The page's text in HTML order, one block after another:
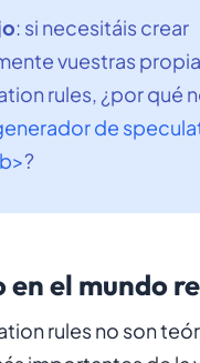
: si necesitáis crear
vuestras
rules, ¿por qué
de
?
en el mundo
rules no son